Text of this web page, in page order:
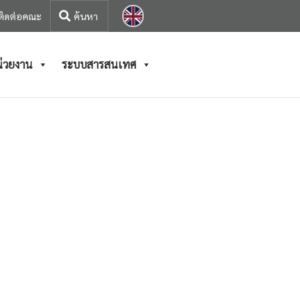
ดต่อคณะ
ยงาน ระบบสารสนเทศ